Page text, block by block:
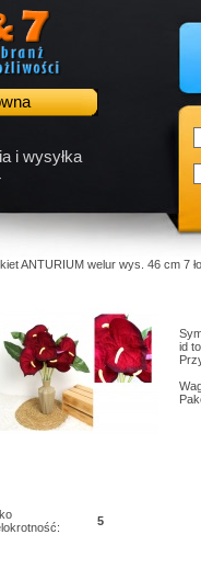
i wysyłka
ANTURIUM welur wys. 46 cm 7
id
5